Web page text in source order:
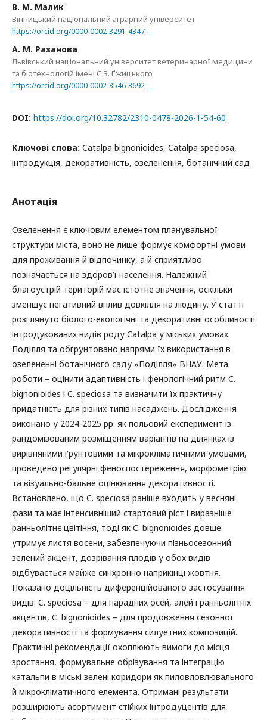
В. М. Малик
Вінницький національний аграрний університет
https://orcid.org/0000-0002-3291-4347
А. М. Разанова
Львівський національний університет ветеринарної медицини
та біотехнологій імені С.З. Ґжицького
https://orcid.org/0000-0002-3546-3692
DOI: https://doi.org/10.32782/2310-0478-2026-1-54-60
Ключові слова: Catalpa bignonioides, Catalpa speciosa,
інтродукція, декоративність, озеленення, ботанічний сад
Анотація
Озеленення є ключовим елементом планувальної
структури міста, воно не лише формує комфортні умови
для проживання й відпочинку, а й сприятливо
позначається на здоров’ї населення. Належний
благоустрій територій має істотне значення, оскільки
зменшує негативний вплив довкілля на людину. У статті
розглянуто біолого-екологічні та декоративні особливості
інтродукованих видів роду Catalpa у міських умовах
Поділля та обґрунтовано напрями їх використання в
озелененні ботанічного саду «Поділля» ВНАУ. Мета
роботи – оцінити адаптивність і фенологічний ритм C.
bignonioides і C. speciosa та визначити їх практичну
придатність для різних типів насаджень. Дослідження
виконано у 2024-2025 рр. як польовий експеримент із
рандомізованим розміщенням варіантів на ділянках із
вирівняними ґрунтовими та мікрокліматичними умовами,
проведено регулярні феноспостереження, морфометрію
та візуально-бальне оцінювання декоративності.
Встановлено, що C. speciosa раніше входить у весняні
фази та має інтенсивніший стартовий ріст і виразніше
ранньолітнє цвітіння, тоді як C. bignonioides довше
утримує листя восени, забезпечуючи пізньосезонний
зелений акцент, дозрівання плодів у обох видів
відбувається майже синхронно наприкінці жовтня.
Показано доцільність диференційованого застосування
видів: C. speciosa – для парадних осей, алей і ранньолітніх
акцентів, C. bignonioides – для продовження сезонної
декоративності та формування силуетних композицій.
Практичні рекомендації охоплюють вимоги до місця
зростання, формувальне обрізування та інтеграцію
катальпи в міські зелені коридори як пиловловлювального
й мікрокліматичного елемента. Отримані результати
розширюють асортимент стійких інтродуцентів для